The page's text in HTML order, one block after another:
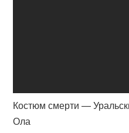
Костюм смерти —
Ола